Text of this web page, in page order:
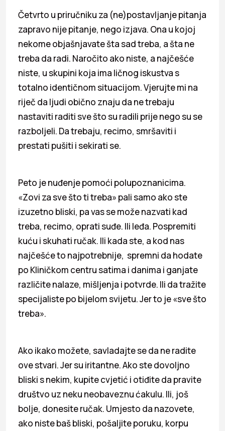
Četvrto u priručniku za (ne)postavljanje pitanja
zapravo nije pitanje, nego izjava. Ona u kojoj
nekome objašnjavate šta sad treba, a šta ne
treba da radi. Naročito ako niste, a najčešće
niste, u skupini koja ima ličnog iskustva s
totalno identičnom situacijom. Vjerujte mi na
riječ da ljudi obično znaju da ne trebaju
nastaviti raditi sve što su radili prije nego su se
razboljeli. Da trebaju, recimo, smršaviti i
prestati pušiti i sekirati se.
Peto je nuđenje pomoći polupoznanicima.
«Zovi za sve što ti treba» pali samo ako ste
izuzetno bliski, pa vas se može nazvati kad
treba, recimo, oprati suđe. Ili leđa. Pospremiti
kuću i skuhati ručak. Ili kada ste, a kod nas
najčešće to najpotrebnije, spremni da hodate
po Kliničkom centru satima i danima i ganjate
različite nalaze, mišljenja i potvrde. Ili da tražite
specijaliste po bijelom svijetu. Jer to je «sve što
treba».
Ako ikako možete, savladajte se da ne radite
ove stvari. Jer su iritantne. Ako ste dovoljno
bliski s nekim, kupite cvjetić i otiđite da pravite
društvo uz neku neobaveznu ćakulu. Ili, još
bolje, donesite ručak. Umjesto da nazovete,
ako niste baš bliski, pošaljite poruku, korpu